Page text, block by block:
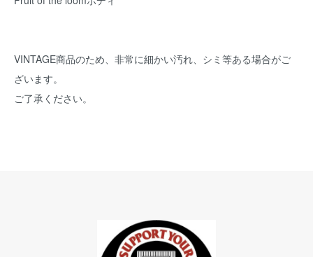
VINTAGE商品のため、非常に細かい汚れ、シミ等ある場合がご
ざいます。
ご了承ください。